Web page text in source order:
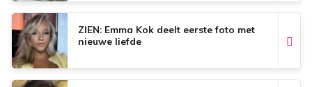
ZIEN: Emma Kok deelt eerste foto met
nieuwe liefde